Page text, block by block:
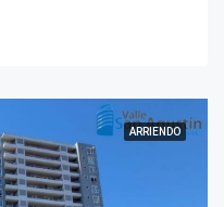
ARRIENDO